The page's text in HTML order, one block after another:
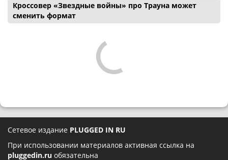
Кроссовер «Звездные войны» про Трауна может
сменить формат
Сетевое издание PLUGGED IN RU
При использовании материалов активная ссылка на
pluggedin.ru обязательна